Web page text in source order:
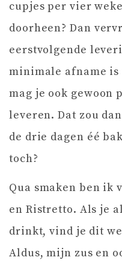
cupjes per vier
doorheen? Dan
eerstvolgende
minimale afname is
mag je ook gewoon
leveren. Dat zou
de drie dagen éé
toch?
Qua smaken ben ik
en Ristretto. Als je
drinkt, vind je dit
Aldus, mijn zus en